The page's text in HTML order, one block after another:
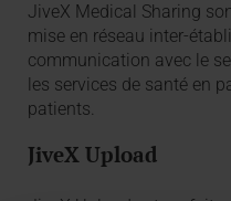
JiveX Medical Sharing
mise en réseau inter-
communication avec le
les services de santé en
patients.
JiveX Upload